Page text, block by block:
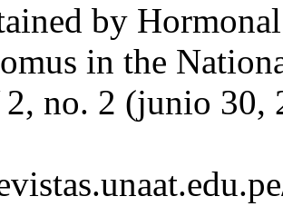
by
in the
no. 2 (junio 30,